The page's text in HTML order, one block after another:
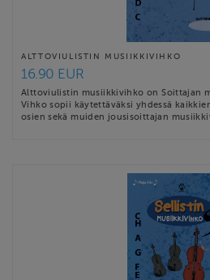
ALTTOVIULISTIN MUSIIKKIVIHKO
16.90 EUR
Alttoviulistin musiikkivihko on Soittajan
Vihko sopii käytettäväksi yhdessä
osien sekä muiden jousisoittajan